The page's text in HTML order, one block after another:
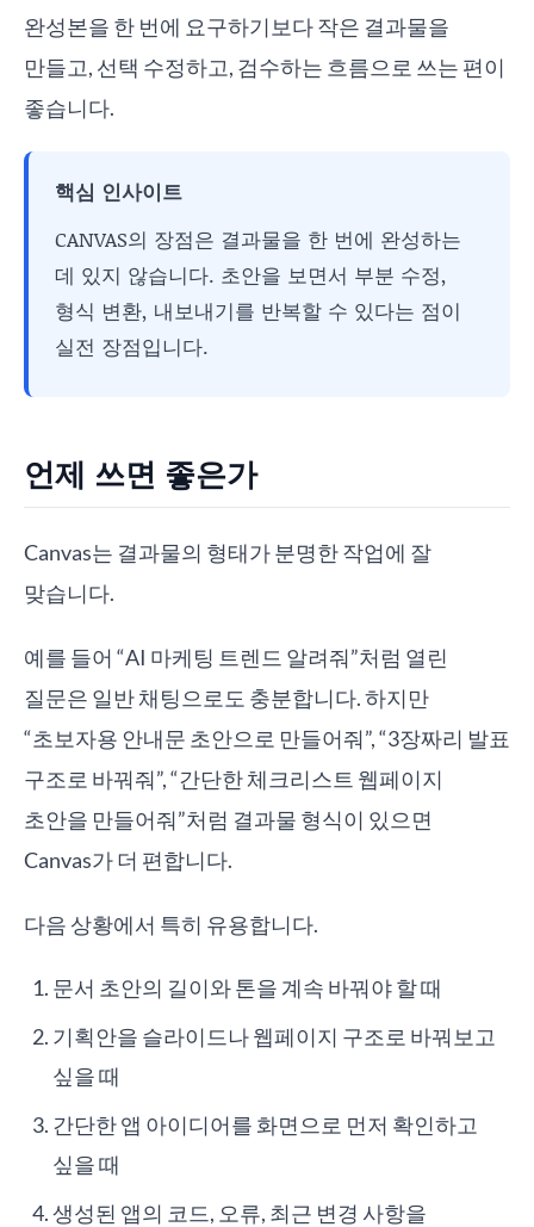
완성본을 한 번에 요구하기보다 작은 결과물을
만들고, 선택 수정하고, 검수하는 흐름으로 쓰는 편이
좋습니다.
핵심 인사이트
CANVAS의 장점은 결과물을 한 번에 완성하는
데 있지 않습니다. 초안을 보면서 부분 수정,
형식 변환, 내보내기를 반복할 수 있다는 점이
실전 장점입니다.
언제 쓰면 좋은가
Canvas는 결과물의 형태가 분명한 작업에 잘
맞습니다.
예를 들어 “AI 마케팅 트렌드 알려줘”처럼 열린
질문은 일반 채팅으로도 충분합니다. 하지만
“초보자용 안내문 초안으로 만들어줘”, “3장짜리 발표
구조로 바꿔줘”, “간단한 체크리스트 웹페이지
초안을 만들어줘”처럼 결과물 형식이 있으면
Canvas가 더 편합니다.
다음 상황에서 특히 유용합니다.
문서 초안의 길이와 톤을 계속 바꿔야 할 때
기획안을 슬라이드나 웹페이지 구조로 바꿔보고
싶을 때
간단한 앱 아이디어를 화면으로 먼저 확인하고
싶을 때
생성된 앱의 코드, 오류, 최근 변경 사항을